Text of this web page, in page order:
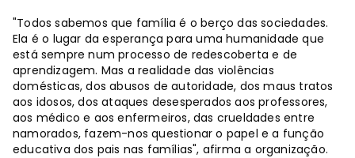
"Todos sabemos que família é o berço das sociedades.
Ela é o lugar da esperança para uma humanidade que
está sempre num processo de redescoberta e de
aprendizagem. Mas a realidade das violências
domésticas, dos abusos de autoridade, dos maus tratos
aos idosos, dos ataques desesperados aos professores,
aos médico e aos enfermeiros, das crueldades entre
namorados, fazem-nos questionar o papel e a função
educativa dos pais nas famílias", afirma a organização.